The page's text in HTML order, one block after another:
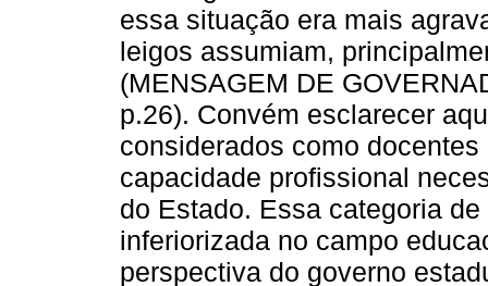
essa situação era mais
leigos assumiam,
(MENSAGEM DE
p.26). Convém esclarecer
considerados como
capacidade profissional
do Estado. Essa categoria
inferiorizada no campo
perspectiva do governo